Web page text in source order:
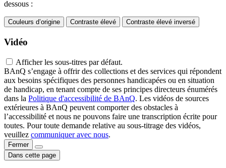
dessous :
Couleurs d’origine Contraste élevé Contraste élevé inversé
Vidéo
Afficher les sous-titres par défaut.
BAnQ s’engage à offrir des collections et des services qui répondent
aux besoins spécifiques des personnes handicapées ou en situation
de handicap, en tenant compte de ses principes directeurs énumérés
dans la Politique d'accessibilité de BAnQ. Les vidéos de sources
extérieures à BAnQ peuvent comporter des obstacles à
l’accessibilité et nous ne pouvons faire une transcription écrite pour
toutes. Pour toute demande relative au sous-titrage des vidéos,
veuillez communiquer avec nous.
Fermer
Dans cette page